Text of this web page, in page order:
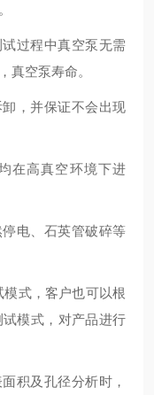
过程中真空泵无需
真空泵寿命。
，并保证不会出现
在高真空环境下进
电、石英管破碎等
式，客户也可以根
模式，对产品进行
积及孔径分析时，